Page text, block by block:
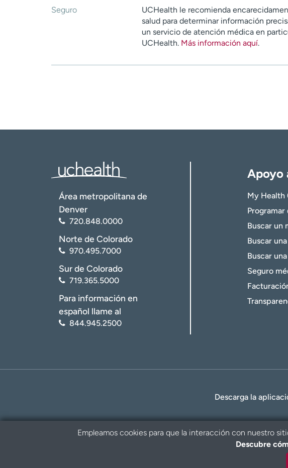
Seguro
UCHealth le recomienda
salud para determinar información
un servicio de atención médica en
UCHealth. Más información aquí.
Área metropolitana de
Denver
720.848.0000
Norte de Colorado
970.495.7000
Sur de Colorado
719.365.5000
Para información en
español llame al
844.945.2500
Apoyo
My Health
Programar
Buscar un
Buscar
Buscar
Seguro
Descarga la
Empleamos cookies para que la interacción con nuestro
Descubre